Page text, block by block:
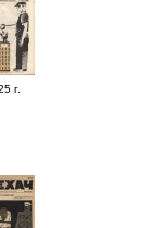
г.